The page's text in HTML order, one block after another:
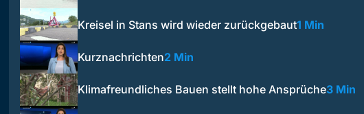
Kreisel in Stans wird wieder zurückgebaut1 Min
Kurznachrichten2 Min
Klimafreundliches Bauen stellt hohe Ansprüche3 Min